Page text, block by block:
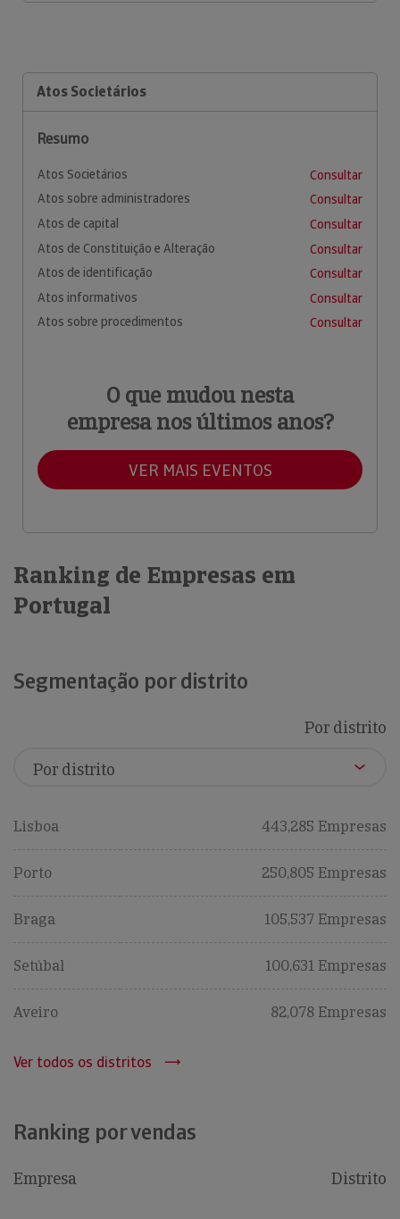
Atos Societários
Resumo
Atos Societários
Consultar
Atos sobre administradores
Consultar
Atos de capital
Consultar
Atos de Constituição e Alteração
Consultar
Atos de identificação
Consultar
Atos informativos
Consultar
Atos sobre procedimentos
Consultar
O que mudou nesta
empresa nos últimos anos?
VER MAIS EVENTOS
Ranking de Empresas em
Portugal
Segmentação por distrito
Por distrito
Lisboa 443,285 Empresas
Porto 250,805 Empresas
Braga 105,537 Empresas
Setúbal 100,631 Empresas
Aveiro 82,078 Empresas
Ver todos os distritos
Ranking por vendas
Empresa Distrito